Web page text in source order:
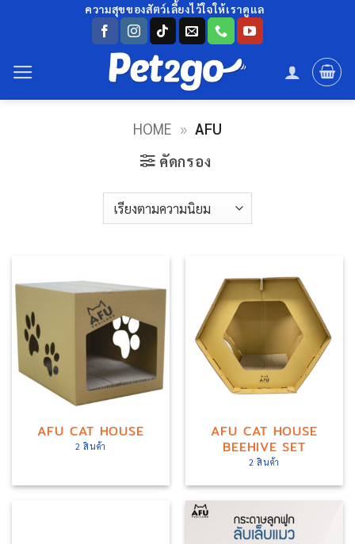
เนื้อหา
ความสุขของสัตว์เลี้ยงไว้ใจให้เราดูแล
HOME » AFU
คัดกรอง
AFU CAT HOUSE
2 สินค้า
AFU CAT HOUSE
BEEHIVE SET
2 สินค้า